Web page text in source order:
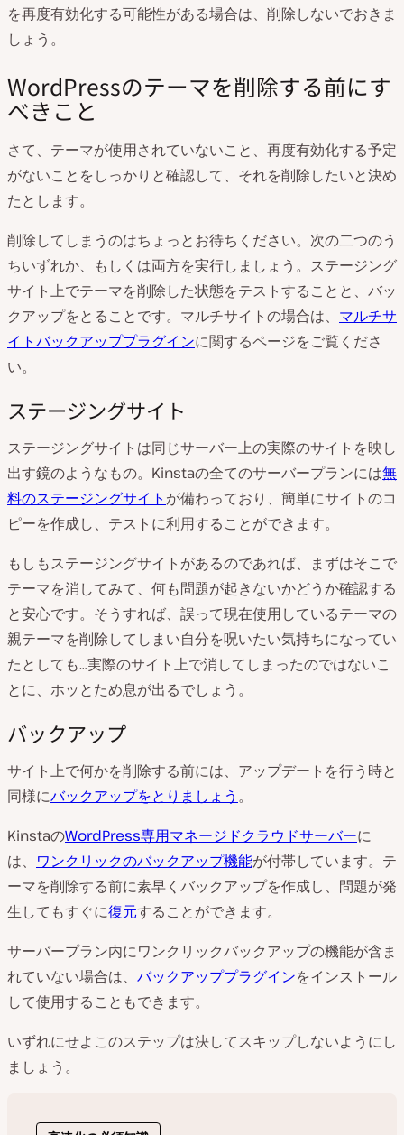
を再度有効化する可能性がある場合は、削除しないでおきま
しょう。
WordPressのテーマを削除する前にす
べきこと
さて、テーマが使用されていないこと、再度有効化する予定
がないことをしっかりと確認して、それを削除したいと決め
たとします。
削除してしまうのはちょっとお待ちください。次の二つのう
ちいずれか、もしくは両方を実行しましょう。ステージング
サイト上でテーマを削除した状態をテストすることと、バッ
クアップをとることです。マルチサイトの場合は、 マルチサ
イトバックアッププラグインに関するページをご覧くださ
い。
ステージングサイト
ステージングサイトは同じサーバー上の実際のサイトを映し
出す鏡のようなもの。Kinstaの全てのサーバープランには無
料のステージングサイト が備わっており、簡単にサイトのコ
ピーを作成し、テストに利用することができます。
もしもステージングサイトがあるのであれば、まずはそこで
テーマを消してみて、何も問題が起きないかどうか確認する
と安心です。そうすれば、誤って現在使用しているテーマの
親テーマを削除してしまい自分を呪いたい気持ちになってい
たとしても…実際のサイト上で消してしまったのではないこ
とに、ホッとため息が出るでしょう。
バックアップ
サイト上で何かを削除する前には、アップデートを行う時と
同様にバックアップをとりましょう 。
KinstaのWordPress専用マネージドクラウドサーバーに
は、 ワンクリックのバックアップ機能が付帯しています。テ
ーマを削除する前に素早くバックアップを作成し、問題が発
生してもすぐに復元することができます。
サーバープラン内にワンクリックバックアップの機能が含ま
れていない場合は、 バックアッププラグインをインストール
して使用することもできます。
いずれにせよこのステップは決してスキップしないようにし
ましょう。